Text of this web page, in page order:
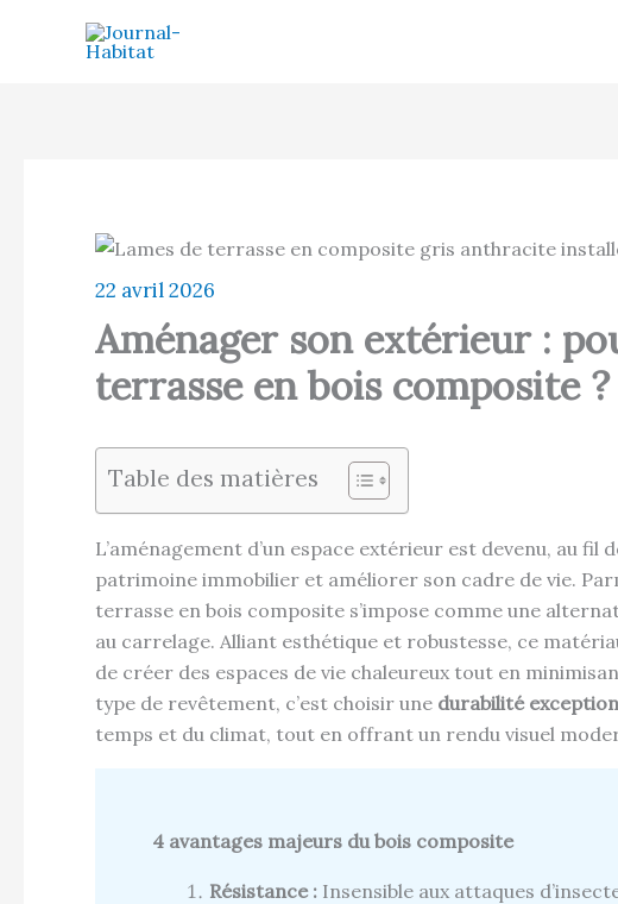
22 avril 2026
Aménager son extérieur :
terrasse en bois composite ?
Table des matières
L’aménagement d’un espace extérieur est devenu, au
patrimoine immobilier et améliorer son cadre de vie.
terrasse en bois composite s’impose comme une
au carrelage. Alliant esthétique et robustesse, ce
de créer des espaces de vie chaleureux tout en
type de revêtement, c’est choisir une durabilité
temps et du climat, tout en offrant un rendu visuel
4 avantages majeurs du bois composite
Résistance : Insensible aux attaques